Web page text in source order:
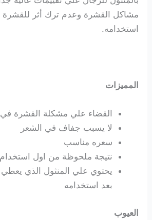
مشاكل القشرة وعدم ترك أثر للقشرة
استخدامه.
المميزات
القضاء علي مشكلة القشرة
لا يسبب جفاف في الشعر
سعره مناسب
نتيجة ملحوظة من اول استخدام
يحتوي علي المنثول الذي يعطي
بعد استخدامه
العيوب